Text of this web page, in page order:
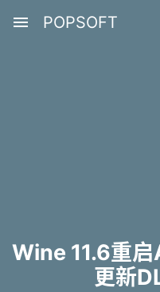
menu POPSOFT
Wine 11.6重
更新